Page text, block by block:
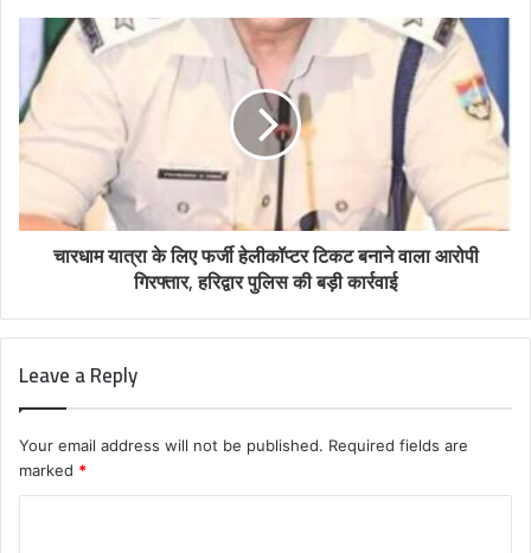
चारधाम यात्रा के लिए फर्जी हेलीकॉप्टर टिकट बनाने वाला आरोपी
गिरफ्तार, हरिद्वार पुलिस की बड़ी कार्रवाई
Leave a Reply
Your email address will not be published. Required fields are
marked *